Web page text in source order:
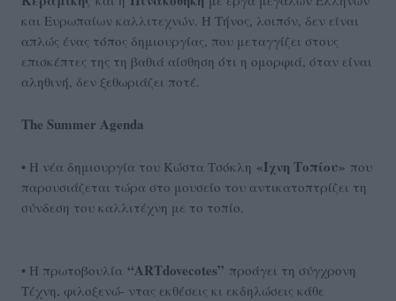
και Ευρωπαίων καλλιτεχνών. Η Τήνος, λοιπόν, δεν είναι
απλώς ένας τόπος δημιουργίας, που μεταγγίζει στους
επισκέπτες της τη βαθιά αίσθηση ότι η ομορφιά, όταν είναι
αληθινή, δεν ξεθωριάζει ποτέ.
The Summer Agenda
• Η νέα δημιουργία του Κώστα Τσόκλη «Ίχνη Τοπίου» που
παρουσιάζεται τώρα στο μουσείο του αντικατοπτρίζει τη
σύνδεση του καλλιτέχνη με το τοπίο.
• Η πρωτοβουλία “ARTdovecotes” προάγει τη σύγχρονη
Τέχνη, φιλοξενώ- ντας εκθέσεις κι εκδηλώσεις κάθε